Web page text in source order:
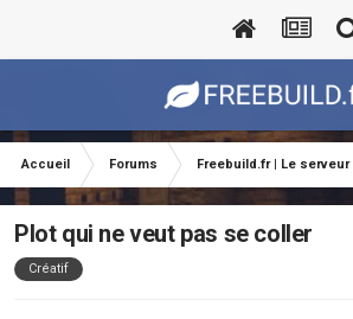
Accueil Forums Freebuild.fr | Le serveur
Plot qui ne veut pas se coller
Créatif